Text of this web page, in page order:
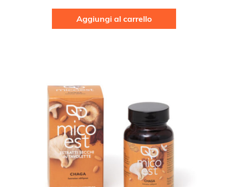
Aggiungi al carrello